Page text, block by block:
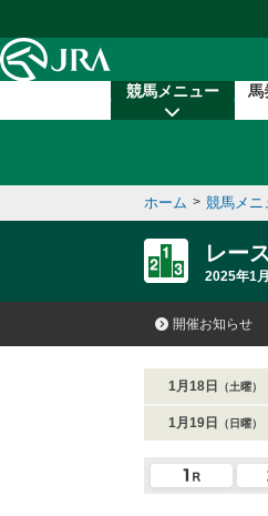
競馬メニュー 馬
ホーム > 競馬メニ
レー
2025年1
開催お知らせ
1月18日 （土曜）
1月19日 （日曜）